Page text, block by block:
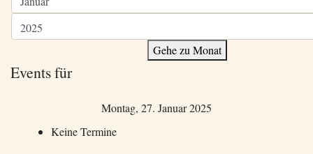
Gehe zu Monat
Events für
Montag, 27. Januar 2025
Keine Termine